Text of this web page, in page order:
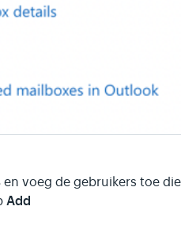
en voeg de gebruikers toe
Add